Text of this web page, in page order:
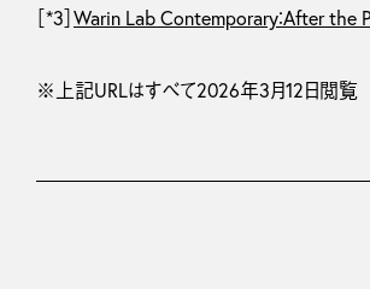
［*3］ Warin Lab Contemporary：After the
※上記URLはすべて2026年3月12日閲覧